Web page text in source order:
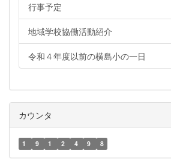
行事予定
地域学校協働活動紹介
令和４年度以前の横島小の一日
カウンタ
1 9 1 2 4 9 8